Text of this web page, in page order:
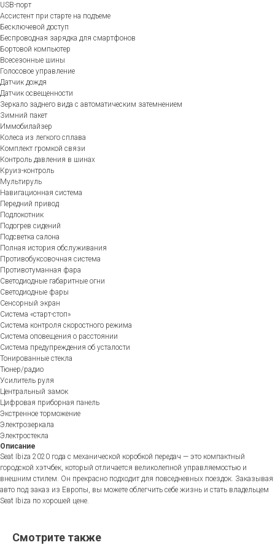
USB-порт
Ассистент при старте на подъеме
Бесключевой доступ
Беспроводная зарядка для смартфонов
Бортовой компьютер
Всесезонные шины
Голосовое управление
Датчик дождя
Датчик освещенности
Зеркало заднего вида с автоматическим затемнением
Зимний пакет
Иммобилайзер
Колеса из легкого сплава
Комплект громкой связи
Контроль давления в шинах
Круиз-контроль
Мультируль
Навигационная система
Передний привод
Подлокотник
Подогрев сидений
Подсветка салона
Полная история обслуживания
Противобуксовочная система
Противотуманная фара
Светодиодные габаритные огни
Светодиодные фары
Сенсорный экран
Система «старт-стоп»
Система контроля скоростного режима
Система оповещения о расстоянии
Система предупреждения об усталости
Тонированные стекла
Тюнер/радио
Усилитель руля
Центральный замок
Цифровая приборная панель
Экстренное торможение
Электрозеркала
Электростекла
Описание
Seat Ibiza 2020 года с механической коробкой передач — это компактный
городской хэтчбек, который отличается великолепной управляемостью и
внешним стилем. Он прекрасно подходит для повседневных поездок. Заказывая
авто под заказ из Европы, вы можете облегчить себе жизнь и стать владельцем
Seat Ibiza по хорошей цене.
Смотрите также